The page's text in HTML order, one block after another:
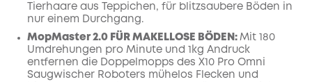
Tierhaare aus Teppichen, für blitzsaubere Böden in
nur einem Durchgang.
MopMaster 2.0 FÜR MAKELLOSE BÖDEN: Mit 180
Umdrehungen pro Minute und 1kg Andruck
entfernen die Doppelmopps des X10 Pro Omni
Saugwischer Roboters mühelos Flecken und